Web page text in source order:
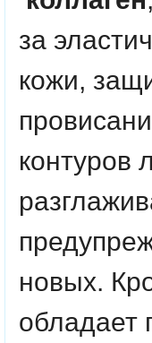
за
кожи,
контуров
новых.
обладает